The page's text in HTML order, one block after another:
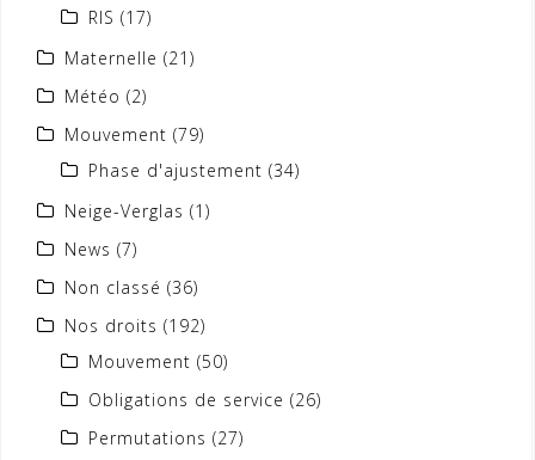
RIS (17)
Maternelle (21)
Météo (2)
Mouvement (79)
Phase d'ajustement (34)
Neige-Verglas (1)
News (7)
Non classé (36)
Nos droits (192)
Mouvement (50)
Obligations de service (26)
Permutations (27)